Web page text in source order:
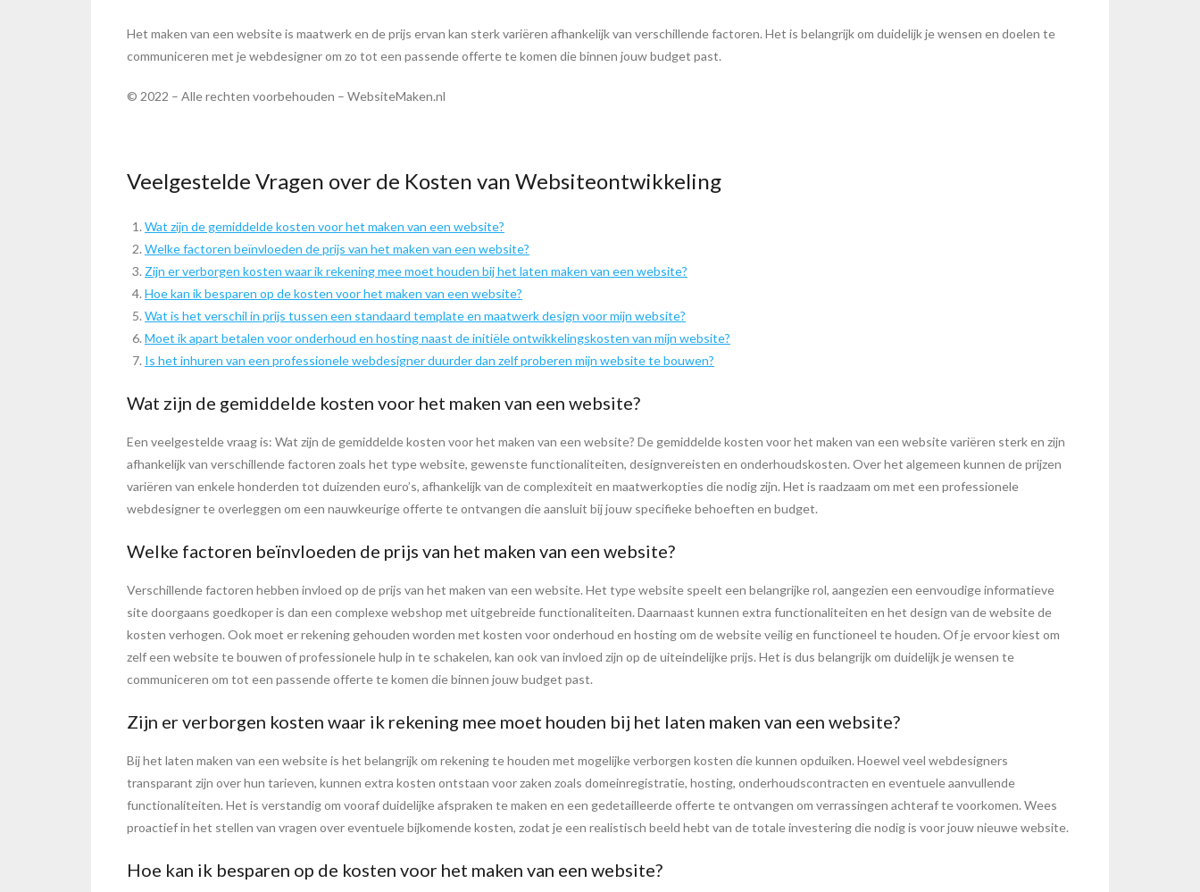
Het maken van een website is maatwerk en de prijs ervan kan sterk variëren afhankelijk van verschillende factoren. Het is belangrijk om duidelijk je wensen en doelen te
communiceren met je webdesigner om zo tot een passende offerte te komen die binnen jouw budget past.
© 2022 – Alle rechten voorbehouden – WebsiteMaken.nl
Veelgestelde Vragen over de Kosten van Websiteontwikkeling
Wat zijn de gemiddelde kosten voor het maken van een website?
Welke factoren beïnvloeden de prijs van het maken van een website?
Zijn er verborgen kosten waar ik rekening mee moet houden bij het laten maken van een website?
Hoe kan ik besparen op de kosten voor het maken van een website?
Wat is het verschil in prijs tussen een standaard template en maatwerk design voor mijn website?
Moet ik apart betalen voor onderhoud en hosting naast de initiële ontwikkelingskosten van mijn website?
Is het inhuren van een professionele webdesigner duurder dan zelf proberen mijn website te bouwen?
Wat zijn de gemiddelde kosten voor het maken van een website?
Een veelgestelde vraag is: Wat zijn de gemiddelde kosten voor het maken van een website? De gemiddelde kosten voor het maken van een website variëren sterk en zijn
afhankelijk van verschillende factoren zoals het type website, gewenste functionaliteiten, designvereisten en onderhoudskosten. Over het algemeen kunnen de prijzen
variëren van enkele honderden tot duizenden euro’s, afhankelijk van de complexiteit en maatwerkopties die nodig zijn. Het is raadzaam om met een professionele
webdesigner te overleggen om een nauwkeurige offerte te ontvangen die aansluit bij jouw specifieke behoeften en budget.
Welke factoren beïnvloeden de prijs van het maken van een website?
Verschillende factoren hebben invloed op de prijs van het maken van een website. Het type website speelt een belangrijke rol, aangezien een eenvoudige informatieve
site doorgaans goedkoper is dan een complexe webshop met uitgebreide functionaliteiten. Daarnaast kunnen extra functionaliteiten en het design van de website de
kosten verhogen. Ook moet er rekening gehouden worden met kosten voor onderhoud en hosting om de website veilig en functioneel te houden. Of je ervoor kiest om
zelf een website te bouwen of professionele hulp in te schakelen, kan ook van invloed zijn op de uiteindelijke prijs. Het is dus belangrijk om duidelijk je wensen te
communiceren om tot een passende offerte te komen die binnen jouw budget past.
Zijn er verborgen kosten waar ik rekening mee moet houden bij het laten maken van een website?
Bij het laten maken van een website is het belangrijk om rekening te houden met mogelijke verborgen kosten die kunnen opduiken. Hoewel veel webdesigners
transparant zijn over hun tarieven, kunnen extra kosten ontstaan voor zaken zoals domeinregistratie, hosting, onderhoudscontracten en eventuele aanvullende
functionaliteiten. Het is verstandig om vooraf duidelijke afspraken te maken en een gedetailleerde offerte te ontvangen om verrassingen achteraf te voorkomen. Wees
proactief in het stellen van vragen over eventuele bijkomende kosten, zodat je een realistisch beeld hebt van de totale investering die nodig is voor jouw nieuwe website.
Hoe kan ik besparen op de kosten voor het maken van een website?